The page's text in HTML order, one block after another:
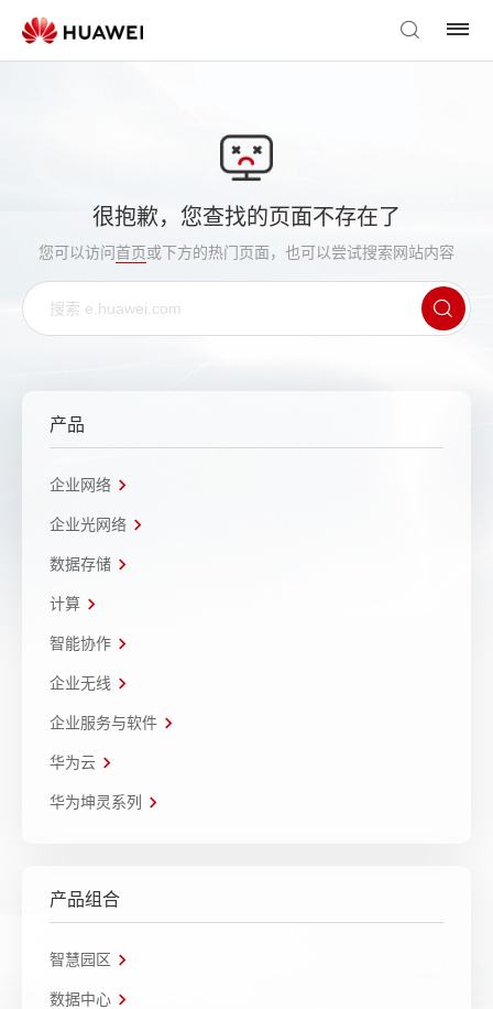
很抱歉，您查找的页面不存在了
您可以访问首页或下方的热门页面，也可以尝试搜索网站内容
产品
企业网络
企业光网络
数据存储
计算
智能协作
企业无线
企业服务与软件
华为云
华为坤灵系列
产品组合
智慧园区
数据中心